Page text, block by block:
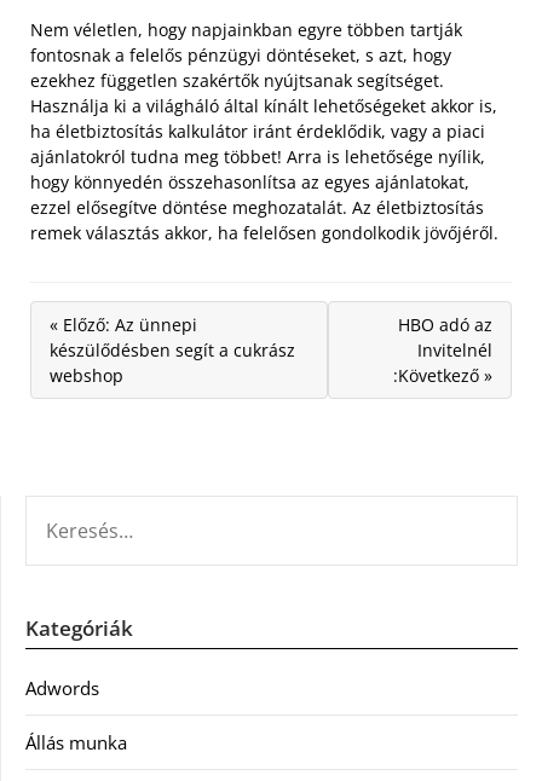
Nem véletlen, hogy napjainkban egyre többen tartják
fontosnak a felelős pénzügyi döntéseket, s azt, hogy
ezekhez független szakértők nyújtsanak segítséget.
Használja ki a világháló által kínált lehetőségeket akkor is,
ha életbiztosítás kalkulátor iránt érdeklődik, vagy a piaci
ajánlatokról tudna meg többet! Arra is lehetősége nyílik,
hogy könnyedén összehasonlítsa az egyes ajánlatokat,
ezzel elősegítve döntése meghozatalát. Az életbiztosítás
remek választás akkor, ha felelősen gondolkodik jövőjéről.
« Előző: Az ünnepi
készülődésben segít a cukrász
webshop
HBO adó az
Invitelnél
:Következő »
Kategóriák
Adwords
Állás munka